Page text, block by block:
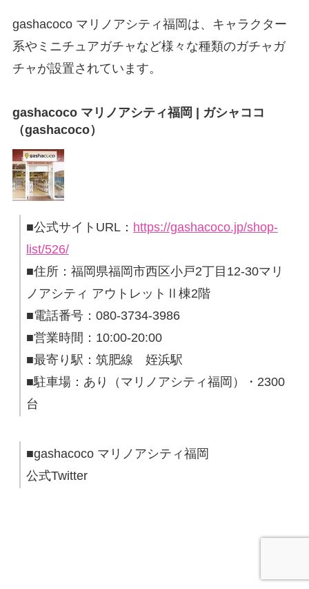
gashacoco マリノアシティ福岡は、キャラクター
系やミニチュアガチャなど様々な種類のガチャガ
チャが設置されています。
gashacoco マリノアシティ福岡 | ガシャココ
（gashacoco）
■公式サイトURL： https://gashacoco.jp/shop-
list/526/
■住所：福岡県福岡市西区小戸2丁目12-30マリ
ノアシティ アウトレットⅡ棟2階
■電話番号：080-3734-3986
■営業時間：10:00-20:00
■最寄り駅：筑肥線 姪浜駅
■駐車場：あり（マリノアシティ福岡）・2300
台
■gashacoco マリノアシティ福岡
公式Twitter